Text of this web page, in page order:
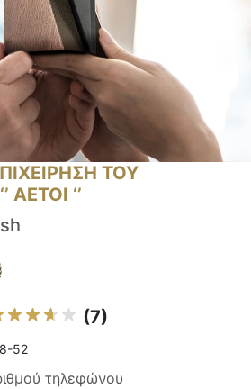
ΤΟΥ
ΑΕΤΟΙ ‘’
(7)
52
τηλεφώνου